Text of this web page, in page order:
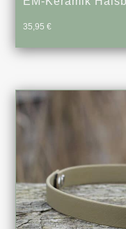
35,95€